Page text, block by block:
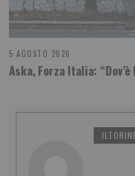
5 AGOSTO 2026
Aska, Forza Italia: